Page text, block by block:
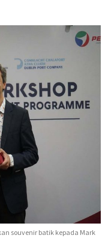
souvenir batik kepada Mark